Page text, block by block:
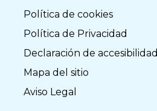
Política de cookies
Política de Privacidad
Declaración de accesibilidad
Mapa del sitio
Aviso Legal